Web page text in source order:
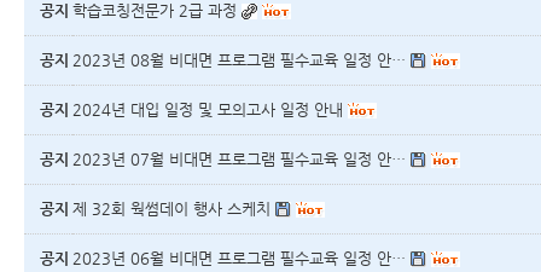
공지 학습코칭전문가 2급 과정
공지 2023년 08월 비대면 프로그램 필수교육 일정 안…
공지 2024년 대입 일정 및 모의고사 일정 안내
공지 2023년 07월 비대면 프로그램 필수교육 일정 안…
공지 제 32회 웍썸데이 행사 스케치
공지 2023년 06월 비대면 프로그램 필수교육 일정 안…